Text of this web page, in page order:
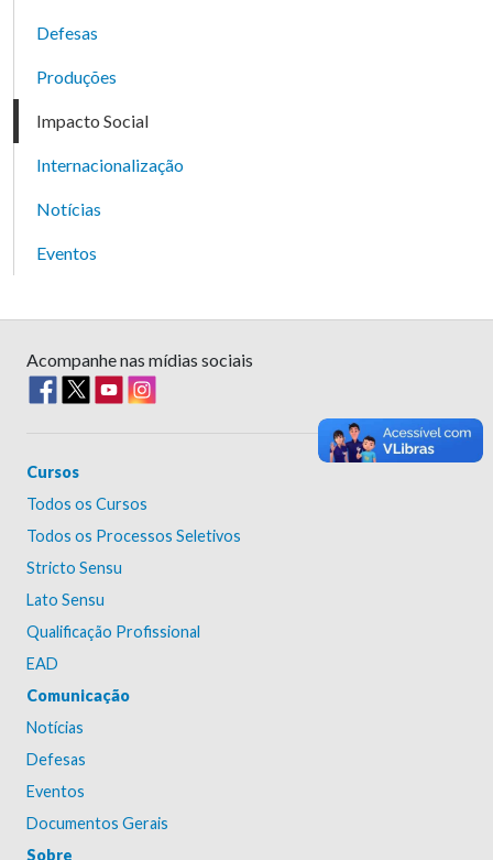
Defesas
Produções
Impacto Social
Internacionalização
Notícias
Eventos
Acompanhe nas mídias sociais
Cursos
Todos os Cursos
Todos os Processos Seletivos
Stricto Sensu
Lato Sensu
Qualificação Profissional
EAD
Comunicação
Notícias
Defesas
Eventos
Documentos Gerais
Sobre